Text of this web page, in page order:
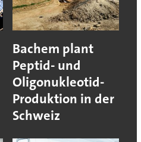
Bachem plant
Peptid- und
Oligonukleotid-
Produktion in der
Schweiz